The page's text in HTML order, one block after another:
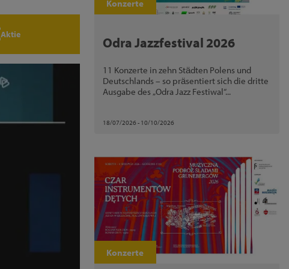
Aktie
Konzerte
Odra Jazzfestival 2026
11 Konzerte in zehn Städten Polens und
Deutschlands – so präsentiert sich die dritte
Ausgabe des „Odra Jazz Festiwal“...
18/07/2026 - 10/10/2026
Konzerte